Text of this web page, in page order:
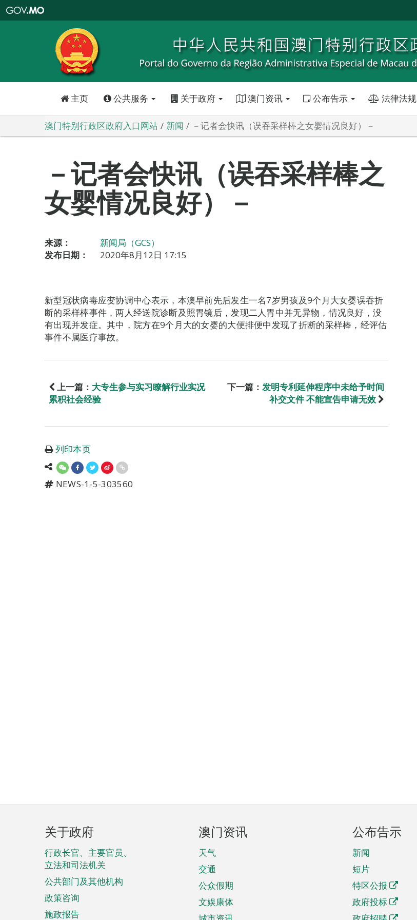
特
政
区
政
口
主页 公共服务 关于政府 澳门资讯 公布告示 法律法规
澳门特别行政区政府入口网站 新闻 －记者会快讯（误吞采样棒之女婴情况良好）－
－记者会快讯（误吞采样棒之
女婴情况良好）－
来源：
新闻局（GCS）
发布日期：
2020年8月12日 17:15
新型冠状病毒应变协调中心表示，本澳早前先后发生一名7岁男孩及9个月大女婴误吞折
断的采样棒事件，两人经送院诊断及照胃镜后，发现二人胃中并无异物，情况良好，没
有出现并发症。其中，院方在9个月大的女婴的大便排便中发现了折断的采样棒，经评估
事件不属医疗事故。
上一篇： 大专生参与实习瞭解行业实况
累积社会经验
下一篇： 发明专利延伸程序中未给予时间
补交文件 不能宣告申请无效
列印本页
NEWS-1-5-303560
页
脚
菜
单
关于政府
行政长官、主要官员、
立法和司法机关
公共部门及其他机构
政策咨询
施政报告
澳门资讯
天气
交通
公众假期
文娱康体
公布告示
新闻
短片
特区公报
政府投标